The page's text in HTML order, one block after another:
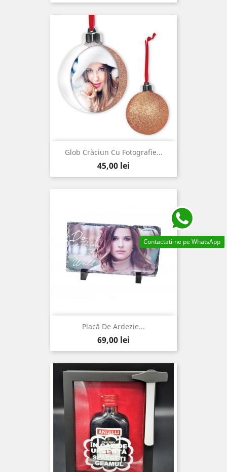
Glob Crăciun Cu Fotografie...
Pret
45,00 lei
Placă De Ardezie...
Pret
69,00 lei
Contactati-ne pe WhatsApp